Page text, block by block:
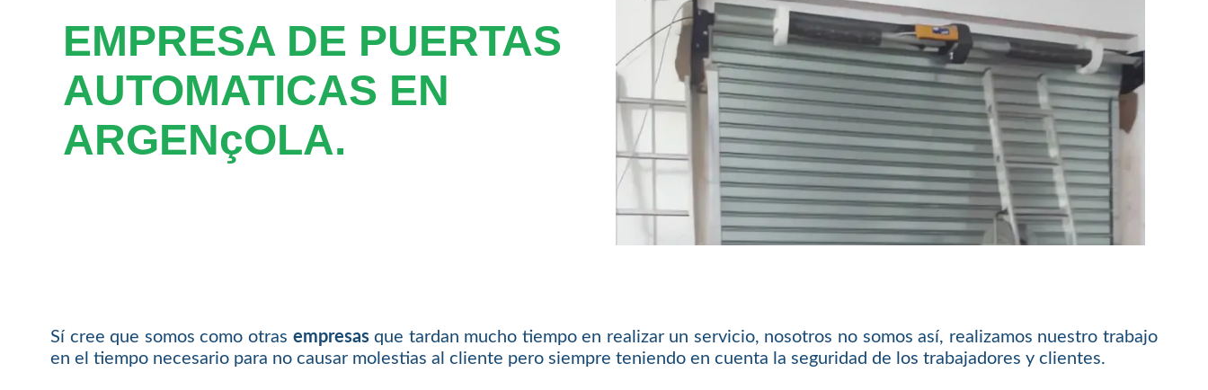
EMPRESA DE PUERTAS
AUTOMATICAS EN
ARGENçOLA.
Sí cree que somos como otras empresasque tardan mucho tiempo en realizar un servicio, nosotros no somos así, realizamos nuestro trabajo
en el tiempo necesario para no causar molestias al cliente pero siempre teniendo en cuenta la seguridad de los trabajadores y clientes.